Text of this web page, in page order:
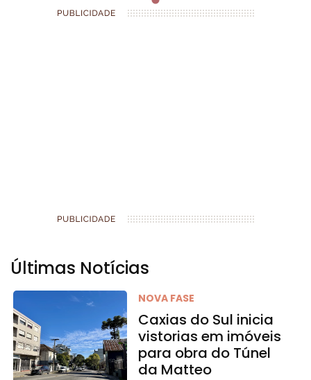
Últimas Notícias
NOVA FASE
Caxias do Sul inicia
vistorias em imóveis
para obra do Túnel
da Matteo